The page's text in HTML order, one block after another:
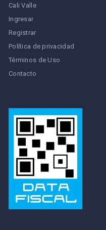
Cali Valle
Ingresar
Registrar
Política de privacidad
Términos de Uso
Contacto